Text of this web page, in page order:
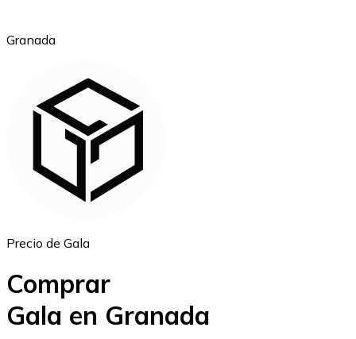
Ethereum
Granada
Precio de Gala
Comprar
Gala en Granada